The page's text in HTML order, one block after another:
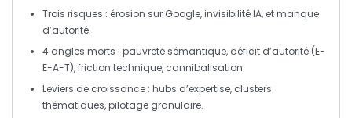
Trois risques : érosion sur Google,invisibilité IA, et manque
d’autorité.
4 angles morts : pauvreté sémantique, déficit d’autorité (E-
E-A-T), friction technique, cannibalisation.
Leviers de croissance : hubs d’expertise, clusters
thématiques, pilotage granulaire.